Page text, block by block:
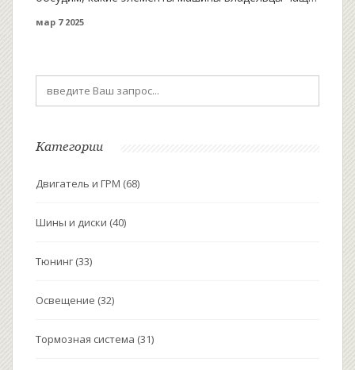
дисков до аудиосистем и освещения – рассмотрим,
факторах, которые стоит учесть при выборе.
мар 7 2025
Категории
Двигатель и ГРМ (68)
Шины и диски (40)
Тюнинг (33)
Освещение (32)
Тормозная система (31)